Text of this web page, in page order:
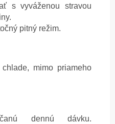
s vyváženou stravou
pitný režim.
mimo priameho
dennú dávku.